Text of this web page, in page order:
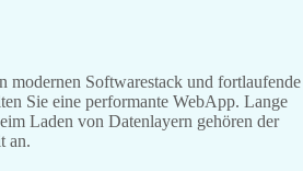
modernen Softwarestack und fortlaufende
Sie eine performante WebApp. Lange
Laden von Datenlayern gehören der
an.